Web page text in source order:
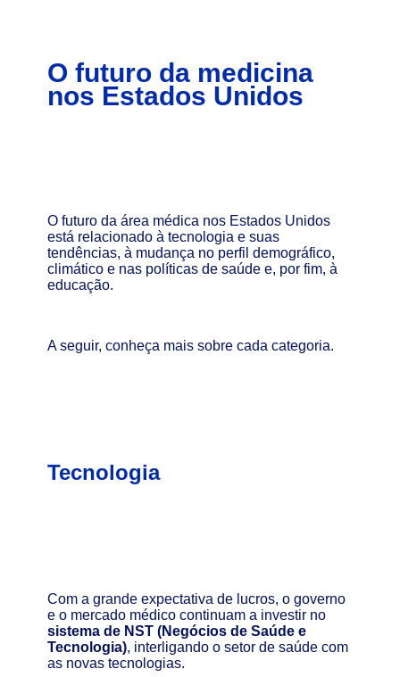
O futuro da medicina
nos Estados Unidos
O futuro da área médica nos Estados Unidos
está relacionado à tecnologia e suas
tendências, à mudança no perfil demográfico,
climático e nas políticas de saúde e, por fim, à
educação.
A seguir, conheça mais sobre cada categoria.
Tecnologia
Com a grande expectativa de lucros, o governo
e o mercado médico continuam a investir no
sistema de NST (Negócios de Saúde e
Tecnologia), interligando o setor de saúde com
as novas tecnologias.